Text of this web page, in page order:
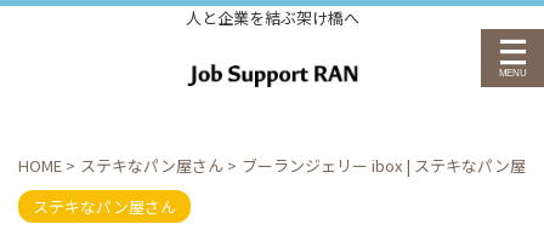
人と企業を結ぶ架け橋へ
HOME > ステキなパン屋さん > ブーランジェリー ibox | ステキなパン屋
ステキなパン屋さん